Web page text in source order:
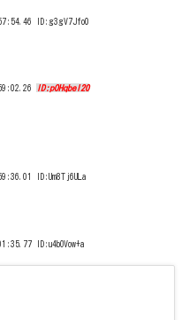
ID:g3gV7Jfo0
ID:pOHqbeI20
ID:Um8Tj6ULa
ID:u4bOVow+a